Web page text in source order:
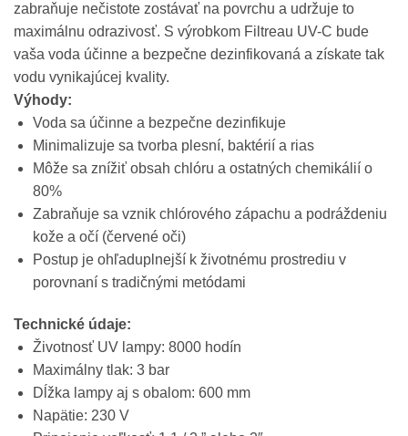
zabraňuje nečistote zostávať na povrchu a udržuje to
maximálnu odrazivosť. S výrobkom Filtreau UV-C bude
vaša voda účinne a bezpečne dezinfikovaná a získate tak
vodu vynikajúcej kvality.
Výhody:
Voda sa účinne a bezpečne dezinfikuje
Minimalizuje sa tvorba plesní, baktérií a rias
Môže sa znížiť obsah chlóru a ostatných chemikálií o
80%
Zabraňuje sa vznik chlórového zápachu a podráždeniu
kože a očí (červené oči)
Postup je ohľaduplnejší k životnému prostrediu v
porovnaní s tradičnými metódami
Technické údaje:
Životnosť UV lampy: 8000 hodín
Maximálny tlak: 3 bar
Dĺžka lampy aj s obalom: 600 mm
Napätie: 230 V